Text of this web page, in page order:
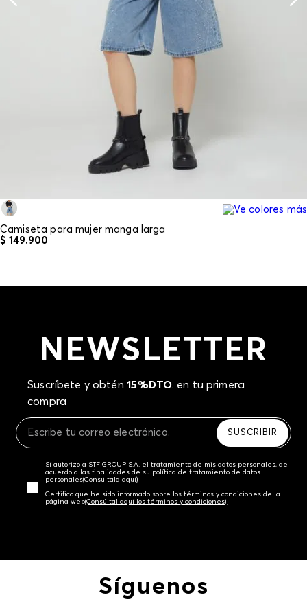
Camiseta para mujer manga larga
$ 149.900
NEWSLETTER
Suscríbete y obtén 15%DTO. en tu primera
compra
SUSCRIBIR
Sí autorizo a STF GROUP S.A. el tratamiento de mis datos personales, de
acuerdo a las finalidades de su política de tratamiento de datos
personales‎(Consúltala aquí)
Certifico que he sido informado sobre los términos y condiciones de la
página web‎(Consúltal aquí los términos y condiciones)
Síguenos